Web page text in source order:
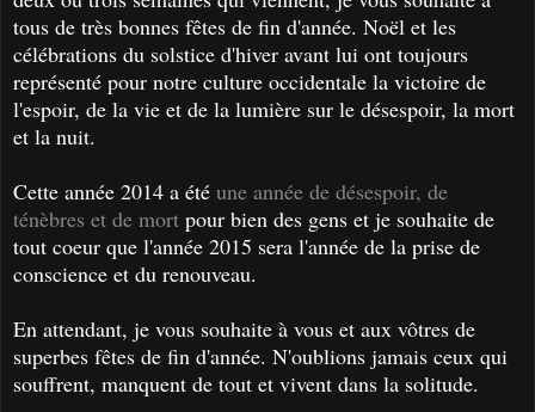
tous de très bonnes fêtes de fin d'année. Noël et les
célébrations du solstice d'hiver avant lui ont toujours
représenté pour notre culture occidentale la victoire de
l'espoir, de la vie et de la lumière sur le désespoir, la mort
et la nuit.
Cette année 2014 a été une année de désespoir, de
ténèbres et de mort pour bien des gens et je souhaite de
tout coeur que l'année 2015 sera l'année de la prise de
conscience et du renouveau.
En attendant, je vous souhaite à vous et aux vôtres de
superbes fêtes de fin d'année. N'oublions jamais ceux qui
souffrent, manquent de tout et vivent dans la solitude.